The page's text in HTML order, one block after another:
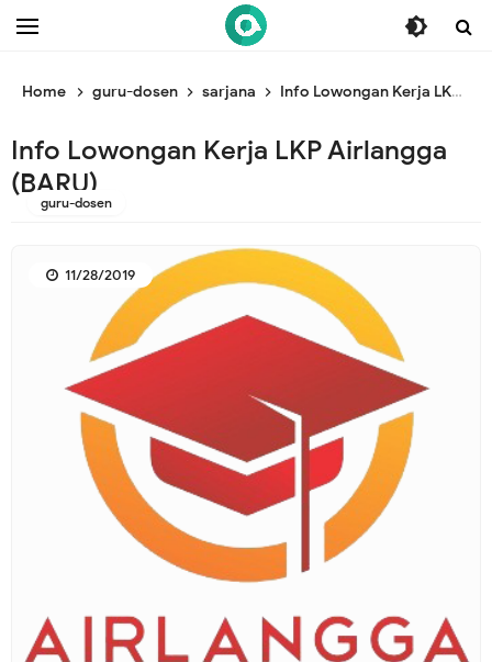
/* ganti br end */
Home guru-dosen sarjana Info Lowongan Kerja LKP Airlangga (BARU)
Info Lowongan Kerja LKP Airlangga
(BARU)
guru-dosen
11/28/2019